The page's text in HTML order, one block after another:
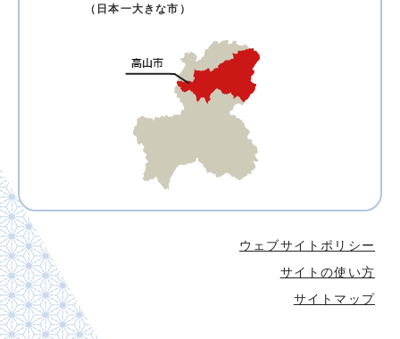
（日本一大きな市）
ウェブサイトポリシー
サイトの使い方
サイトマップ